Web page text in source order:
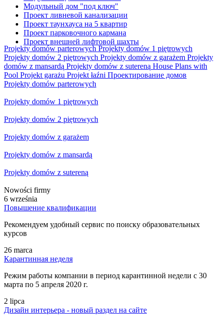
Модульный дом "под ключ"
Проект ливневой канализации
Проект таунхауса на 5 квартир
Проект парковочного кармана
Проект внешней лифтовой шахты
Projekty domów parterowych Projekty domów 1 piętrowych
Projekty domów 2 piętrowych Projekty domów z garażem Projekty
domów z mansardą Projekty domów z sutereną House Plans with
Pool Projekt garażu Projekt łaźni Проектирование домов
Projekty domów parterowych
Projekty domów 1 piętrowych
Projekty domów 2 piętrowych
Projekty domów z garażem
Projekty domów z mansardą
Projekty domów z sutereną
Nowości firmy
6 września
Повышение квалификации
Рекомендуем удобный сервис по поиску образовательных
курсов
26 marca
Карантинная неделя
Режим работы компании в период карантинной недели c 30
марта по 5 апреля 2020 г.
2 lipca
Дизайн интерьера - новый раздел на сайте